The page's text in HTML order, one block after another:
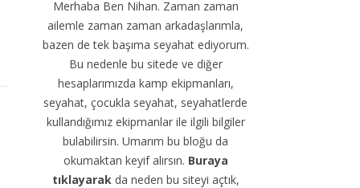
Merhaba Ben Nihan. Zaman zaman
ailemle zaman zaman arkadaşlarımla,
bazen de tek başıma seyahat ediyorum.
Bu nedenle bu sitede ve diğer
hesaplarımızda kamp ekipmanları,
seyahat, çocukla seyahat, seyahatlerde
kullandığımız ekipmanlar ile ilgili bilgiler
bulabilirsin. Umarım bu bloğu da
okumaktan keyif alırsın. Buraya
tıklayarakda neden bu siteyi açtık,